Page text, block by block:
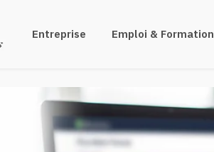
Entreprise Emploi & Formation